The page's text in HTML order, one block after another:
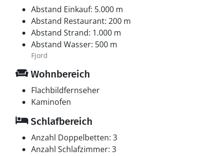
Abstand Einkauf: 5.000 m
Abstand Restaurant: 200 m
Abstand Strand: 1.000 m
Abstand Wasser: 500 m
Fjord
Wohnbereich
Flachbildfernseher
Kaminofen
Schlafbereich
Anzahl Doppelbetten: 3
Anzahl Schlafzimmer: 3